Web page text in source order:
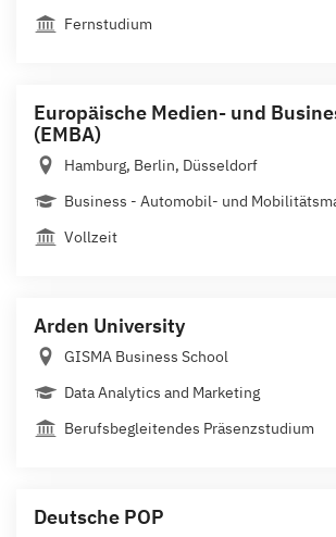
Fernstudium
Europäische Medien- und
(EMBA)
Hamburg, Berlin, Düsseldorf
Business - Automobil- und
Vollzeit
Arden University
GISMA Business School
Data Analytics and Marketing
Berufsbegleitendes Präsenzstudium
Deutsche POP